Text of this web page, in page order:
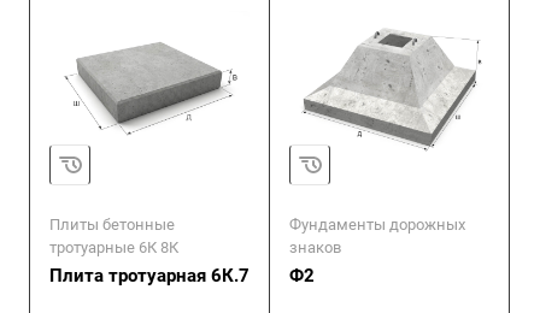
Плиты бетонные
тротуарные 6К 8К
Плита тротуарная 6К.7
Фундаменты дорожных
знаков
Ф2